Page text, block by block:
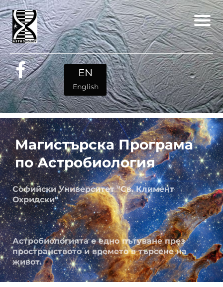
EN
English
Магистърска Програма
по Астробиология
Софийски Университет "Св. Климент
Охридски"
Астробиологията е едно пътуване през
пространството и времето в търсене на
живот.